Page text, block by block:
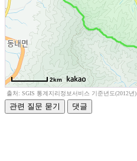
2km
출처: SGIS 통계지리정보서비스 기준년도(2012년)